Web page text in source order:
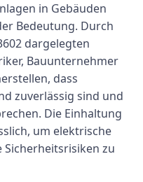
in Gebäuden
Bedeutung. Durch
dargelegten
Bauunternehmer
dass
zuverlässig sind und
Die Einhaltung
um elektrische
Sicherheitsrisiken zu